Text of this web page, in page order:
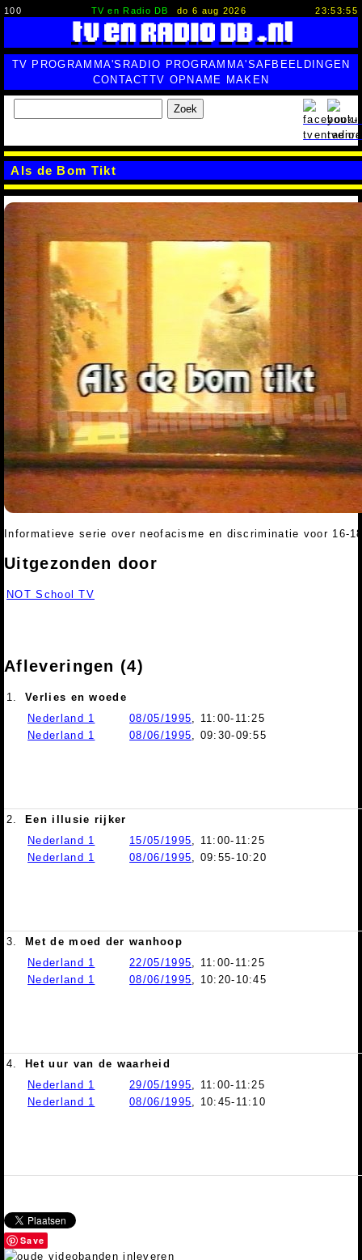
100 TV en Radio DB do 6 aug 2026 23:53:56
TV PROGRAMMA'S RADIO PROGRAMMA'SAFBEELDINGEN
CONTACTTV OPNAME MAKEN
Zoek
Als de Bom Tikt
Informatieve serie over neofacisme en discriminatie voor 16-
Uitgezonden door
NOT School TV
Afleveringen (4)
1.
Verlies en woede
Nederland 1
08/05/1995 , 11:00-11:25
Nederland 1
08/06/1995 , 09:30-09:55
2.
Een illusie rijker
Nederland 1
15/05/1995 , 11:00-11:25
Nederland 1
08/06/1995 , 09:55-10:20
3.
Met de moed der wanhoop
Nederland 1
22/05/1995 , 11:00-11:25
Nederland 1
08/06/1995 , 10:20-10:45
4.
Het uur van de waarheid
Nederland 1
29/05/1995 , 11:00-11:25
Nederland 1
08/06/1995 , 10:45-11:10
Save